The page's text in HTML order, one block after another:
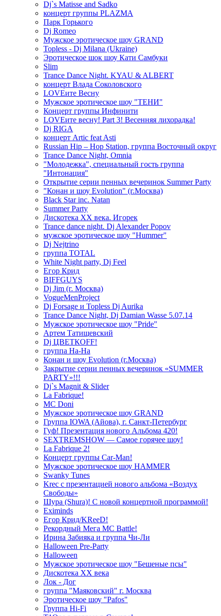
Dj`s Matisse and Sadko
концерт группы PLAZMA
Парк Горького
Dj Romeo
Мужское эротическое шоу GRAND
Topless - Dj Milana (Ukraine)
Эротическое шок шоу Кати Самбуки
Slim
Trance Dance Night. KYAU & ALBERT
концерт Влада Соколовского
LOVEите Весну
Мужское эротическое шоу "ТЕНИ"
Концерт группы Инфинити
LOVEите весну! Part 3! Весенняя лихорадка!
Dj RIGA
концерт Artic feat Asti
Russian Hip – Hop Station, группа Восточный округ
Trance Dance Night, Omnia
"Молодежка", специальный гость группа
"Интонация"
Открытие серии пенных вечеринок Summer Party
"Конан и шоу Evolution" (г.Москва)
Black Star inc. Natan
Summer Party
Дискотека ХХ века. Игорек
Trance dance night. Dj Alexander Popov
мужское эротическое шоу "Hummer"
Dj Nejtrino
группа TOTAL
White Night party, Dj Feel
Егор Крид
BIFFGUYS
Dj Jim (г. Москва)
VogueMenProject
Dj Forsage и Topless Dj Aurika
Trance Dance Night, Dj Damian Wasse 5.07.14
Мужское эротическое шоу "Pride"
Артем Татищевский
Dj ЦВЕТКOFF!
группа На-На
Конан и шоу Evolution (г.Москва)
Закрытие серии пенных вечеринок «SUMMER
PARTY»!!!
Dj`s Magnit & Slider
La Fabrique!
MC Doni
Мужское эротическое шоу GRAND
Группа IOWA (Айова), г. Санкт-Петербург
Гуф! Презентация нового Альбома 420!
SEXTREMSHOW — Самое горячее шоу!
La Fabrique 2!
Концерт группы Car-Man!
Мужское эротическое шоу HAMMER
Swanky Tunes
Krec с презентацией нового альбома «Воздух
Свободы»
Шура (Shura)! С новой концертной программой!
Eximinds
Егор Крид/KReeD!
Рекордный Мега МС Battle!
Ирина Забияка и группа Чи-Ли
Halloween Pre-Party
Halloween
Мужское эротическое шоу "Бешеные псы"
Дискотека ХХ века
Лок - Дог
группа "Маяковский" г. Москва
Эротическое шоу "Pafos"
Группа Hi-Fi